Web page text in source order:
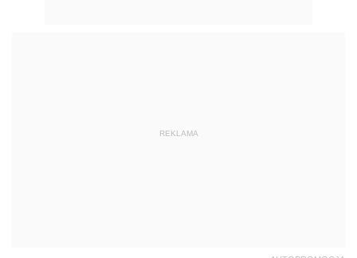
REKLAMA